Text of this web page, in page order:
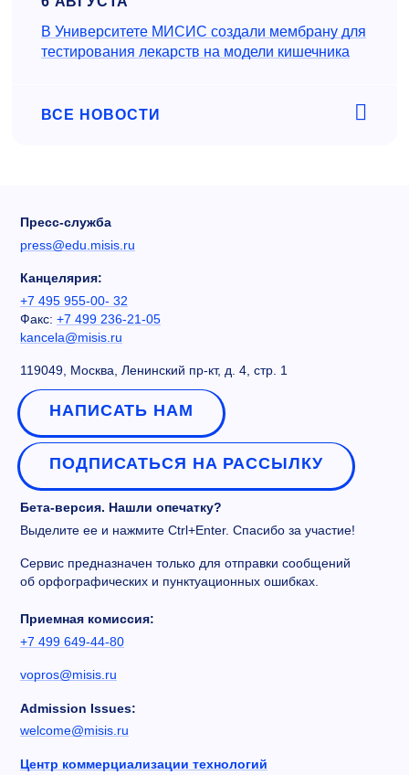
В Университете МИСИС создали мембрану для
тестирования лекарств на модели кишечника
ВСЕ НОВОСТИ
Пресс-служба
press@edu.misis.ru
Канцелярия:
+7 495 955-00- 32
Факс: +7 499 236-21-05
kancela@misis.ru
119049, Москва, Ленинский пр-кт, д. 4, стр. 1
НАПИСАТЬ НАМ
ПОДПИСАТЬСЯ НА РАССЫЛКУ
Бета-версия. Нашли опечатку?
Выделите ее и нажмите Ctrl+Enter. Спасибо за участие!
Сервис предназначен только для отправки сообщений
об орфографических и пунктуационных ошибках.
Приемная комиссия:
+7 499 649-44-80
vopros@misis.ru
Admission Issues:
welcome@misis.ru
Центр коммерциализации технологий